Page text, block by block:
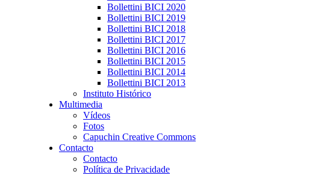
Bollettini BICI 2020
Bollettini BICI 2019
Bollettini BICI 2018
Bollettini BICI 2017
Bollettini BICI 2016
Bollettini BICI 2015
Bollettini BICI 2014
Bollettini BICI 2013
Instituto Histórico
Multimedia
Vídeos
Fotos
Capuchin Creative Commons
Contacto
Contacto
Política de Privacidade